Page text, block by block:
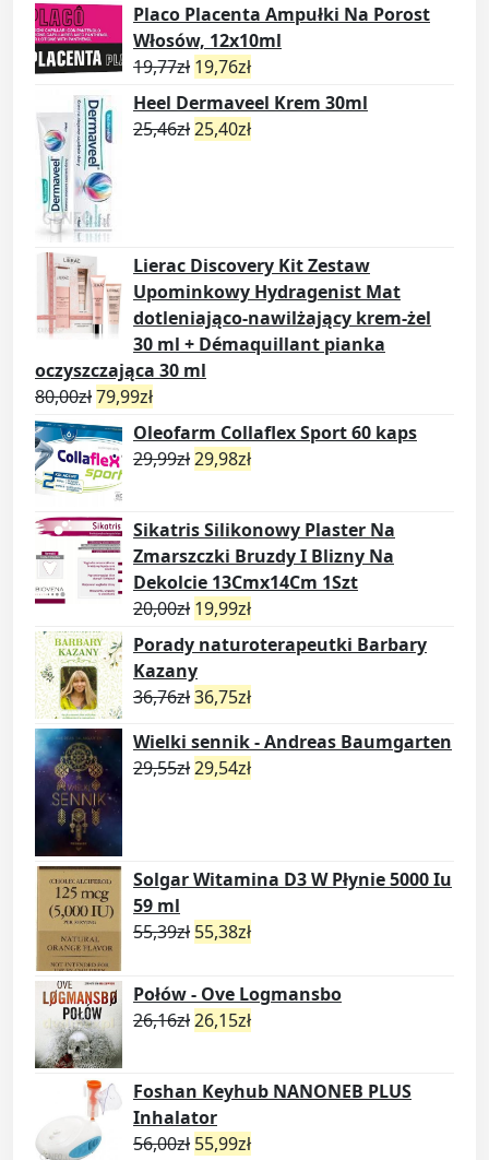
Placo Placenta Ampułki Na Porost
Włosów, 12x10ml
19,77zł 19,76zł
Heel Dermaveel Krem 30ml
25,46zł25,40zł
Lierac Discovery Kit Zestaw
Upominkowy Hydragenist Mat
dotleniająco-nawilżający krem-żel
30 ml + Démaquillant pianka
oczyszczająca 30 ml
80,00zł79,99zł
Oleofarm Collaflex Sport 60 kaps
29,99zł29,98zł
Sikatris Silikonowy Plaster Na
Zmarszczki Bruzdy I Blizny Na
Dekolcie 13Cmx14Cm 1Szt
20,00zł 19,99zł
Porady naturoterapeutki Barbary
Kazany
36,76zł36,75zł
Wielki sennik - Andreas Baumgarten
29,55zł29,54zł
Solgar Witamina D3 W Płynie 5000 Iu
59 ml
55,39zł 55,38zł
Połów - Ove Logmansbo
26,16zł26,15zł
Foshan Keyhub NANONEB PLUS
Inhalator
56,00zł 55,99zł